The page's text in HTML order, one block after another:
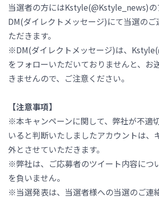
当選者の方にはKstyle(@Kstyle_news)の
DM(ダイレクトメッセージ)にて当選の
ただきます。
※DM(ダイレクトメッセージ)は、
をフォローいただいておりませんと、お
きませんので、ご注意ください。
【注意事項】
※本キャンペーンに関して、弊社が不適
いると判断いたしましたアカウントは、
外とさせていただきます。
※弊社は、ご応募者のツイート内容につ
を負いません。
※当選発表は、当選者様への当選のご連